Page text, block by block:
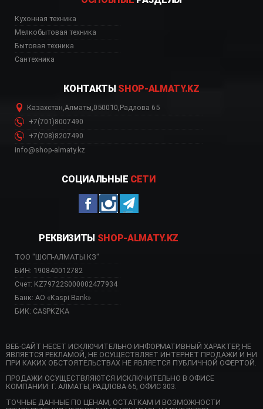
Кухонная техника
Мелкобытовая техника
Бытовая техника
Сантехника
КОНТАКТЫ SHOP-ALMATY.KZ
Казахстан,Алматы,050010,Радлова 65
+7(701)8007490
+7(708)8207490
info@shop-almaty.kz
СОЦИАЛЬНЫЕ СЕТИ
РЕКВИЗИТЫ SHOP-ALMATY.KZ
ТОО "ШОП-АЛМАТЫ.КЗ"
БИН: 190840012782
Счет: KZ79722S000002477934
Банк: АО «Kaspi Bank»
БИК: CASPKZKA
ВЕБ-САЙТ НЕСЕТ ИСКЛЮЧИТЕЛЬНО ИНФОРМАТИВНЫЙ ХАРАКТЕР, НЕ
ЯВЛЯЕТСЯ РЕКЛАМОЙ, НЕ ОСУЩЕСТВЛЯЕТ ИНТЕРНЕТ ПРОДАЖИ И НИ
ПРИ КАКИХ ОБСТОЯТЕЛЬСТВАХ НЕ ЯВЛЯЕТСЯ ПУБЛИЧНОЙ ОФЕРТОЙ.
ПРОДАЖИ ОСУЩЕСТВЛЯЮТСЯ ИСКЛЮЧИТЕЛЬНО В ОФИСЕ
КОМПАНИИ: Г. АЛМАТЫ, РАДЛОВА 65, ОФИС 303.
ТОЧНЫЕ ДАННЫЕ ПО ЦЕНАМ, ОСТАТКАМ И ВОЗМОЖНОСТИ